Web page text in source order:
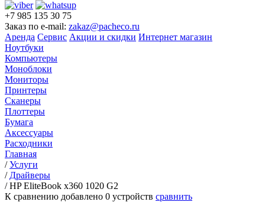
+7 985 135 30 75
Заказ по e-mail: zakaz@pacheco.ru
Аренда Сервис Акции и скидки Интернет магазин
Ноутбуки
Компьютеры
Моноблоки
Мониторы
Принтеры
Сканеры
Плоттеры
Бумага
Аксессуары
Расходники
Главная
/Услуги
/ Драйверы
/HP EliteBook x360 1020 G2
К сравнению добавлено 0 устройств сравнить